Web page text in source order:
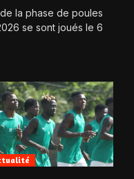
la phase de poules
se sont joués le 6